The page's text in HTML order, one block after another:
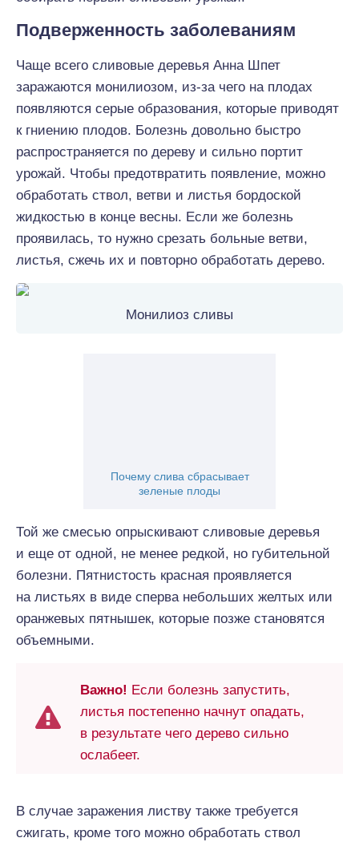
Подверженность заболеваниям
Чаще всего сливовые деревья Анна Шпет
заражаются монилиозом, из-за чего на плодах
появляются серые образования, которые приводят
к гниению плодов. Болезнь довольно быстро
распространяется по дереву и сильно портит
урожай. Чтобы предотвратить появление, можно
обработать ствол, ветви и листья бордоской
жидкостью в конце весны. Если же болезнь
проявилась, то нужно срезать больные ветви,
листья, сжечь их и повторно обработать дерево.
Монилиоз сливы
Почему слива сбрасывает
зеленые плоды
Той же смесью опрыскивают сливовые деревья
и еще от одной, не менее редкой, но губительной
болезни. Пятнистость красная проявляется
на листьях в виде сперва небольших желтых или
оранжевых пятнышек, которые позже становятся
объемными.
Важно! Если болезнь запустить,
листья постепенно начнут опадать,
в результате чего дерево сильно
ослабеет.
В случае заражения листву также требуется
сжигать, кроме того можно обработать ствол